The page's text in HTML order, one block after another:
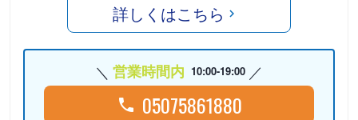
詳しくはこちら
営業時間内 10:00-19:00
05075861880